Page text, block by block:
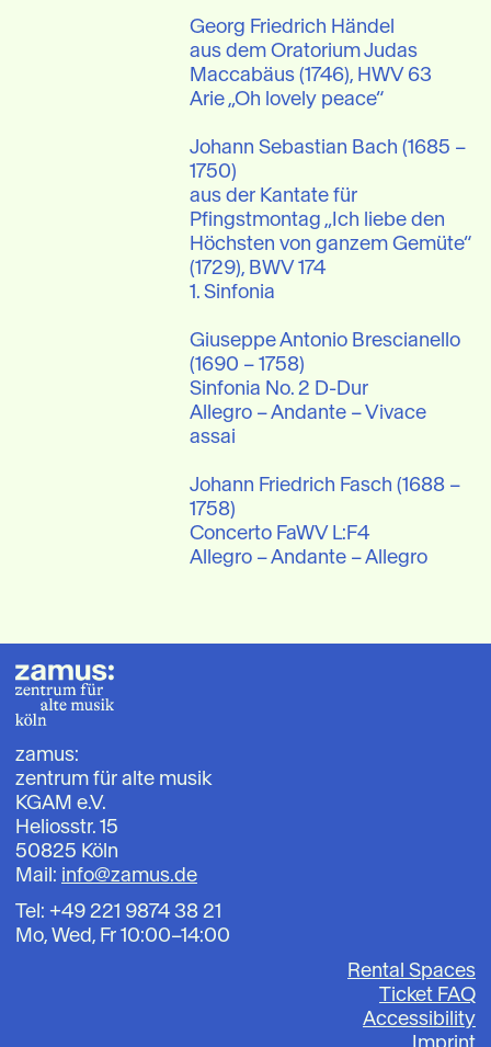
Georg Friedrich Händel
aus dem Oratorium Judas
Maccabäus (1746), HWV 63
Arie „Oh lovely peace“
Johann Sebastian Bach (1685 –
1750)
aus der Kantate für
Pfingstmontag „Ich liebe den
Höchsten von ganzem Gemüte“
(1729), BWV 174
1. Sinfonia
Giuseppe Antonio Brescianello
(1690 – 1758)
Sinfonia No. 2 D-Dur
Allegro – Andante – Vivace
assai
Johann Friedrich Fasch (1688 –
1758)
Concerto FaWV L:F4
Allegro – Andante – Allegro
zamus:
zentrum für alte musik
KGAM e.V.
Heliosstr. 15
50825 Köln
Mail: info@zamus.de
Tel: +49 221 9874 38 21
Mo, Wed, Fr 10:00–14:00
Rental Spaces
Ticket FAQ
Accessibility